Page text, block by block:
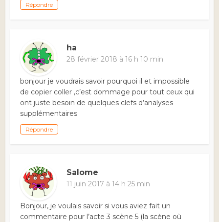
Répondre
ha
28 février 2018 à 16 h 10 min
bonjour je voudrais savoir pourquoi il et impossible
de copier coller ,c’est dommage pour tout ceux qui
ont juste besoin de quelques clefs d’analyses
supplémentaires
Répondre
Salome
11 juin 2017 à 14 h 25 min
Bonjour, je voulais savoir si vous aviez fait un
commentaire pour l’acte 3 scène 5 (la scène où